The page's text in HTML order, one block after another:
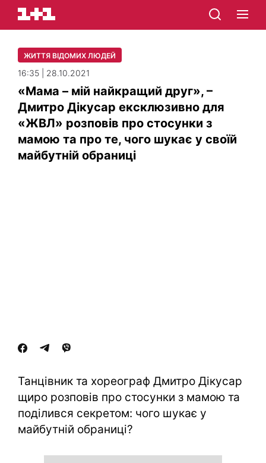
ЖИТТЯ ВІДОМИХ ЛЮДЕЙ
16:35 | 28.10.2021
«Мама – мій найкращий друг», –
Дмитро Дікусар ексклюзивно для
«ЖВЛ» розповів про стосунки з
мамою та про те, чого шукає у своїй
майбутній обраниці
Танцівник та хореограф Дмитро Дікусар
щиро розповів про стосунки з мамою та
поділився секретом: чого шукає у
майбутній обраниці?